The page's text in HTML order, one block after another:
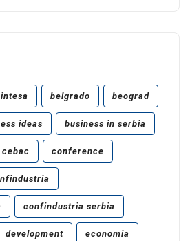
belgrado beograd
ideas business in serbia
cebac conference
confindustria serbia
development economia